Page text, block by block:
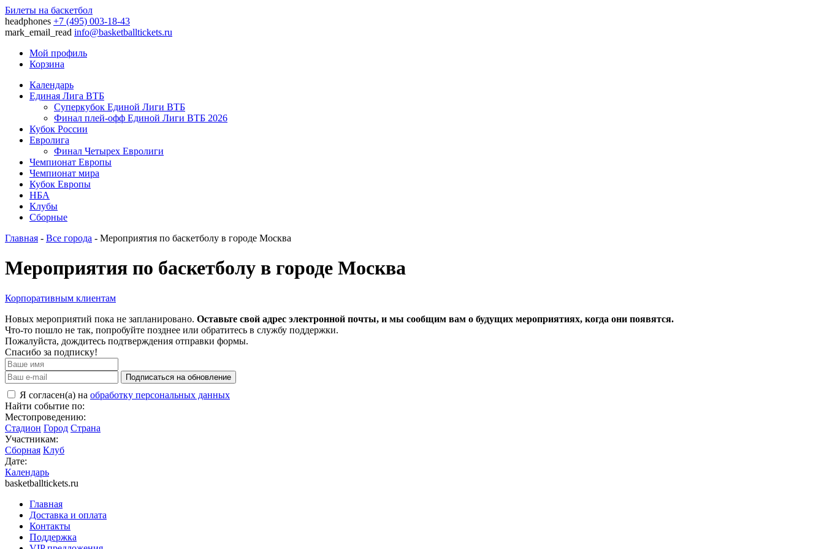
Билеты на баскетбол
headphones +7 (495) 003-18-43
mark_email_read info@basketballtickets.ru
Мой профиль
Корзина
Календарь
Единая Лига ВТБ
Суперкубок Единой Лиги ВТБ
Финал плей-офф Единой Лиги ВТБ 2026
Кубок России
Евролига
Финал Четырех Евролиги
Чемпионат Европы
Чемпионат мира
Кубок Европы
НБА
Клубы
Сборные
Главная - Все города - Мероприятия по баскетболу в городе Москва
Мероприятия по баскетболу в городе Москва
Корпоративным клиентам
Новых мероприятий пока не запланировано. Оставьте свой адрес электронной почты, и мы сообщим вам о будущих мероприятиях, когда они появятся.
Что-то пошло не так, попробуйте позднее или обратитесь в службу поддержки.
Пожалуйста, дождитесь подтверждения отправки формы.
Спасибо за подписку!
Подписаться на обновление
Я согласен(а) на обработку персональных данных
Найти событие по:
Местопроведению:
Стадион Город Страна
Участникам:
Сборная Клуб
Дате:
Календарь
basketballtickets.ru
Главная
Доставка и оплата
Контакты
Поддержка